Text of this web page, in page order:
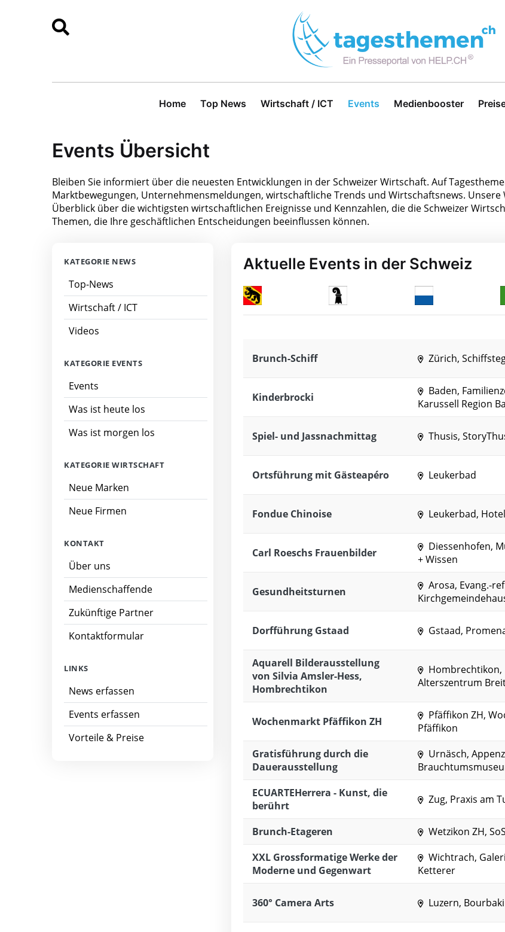
Home Top News Wirtschaft / ICT Events Medienbooster
Events Übersicht
Bleiben Sie informiert über die neuesten Entwicklungen in der Schweizer Wirtschaft. Auf
Marktbewegungen, Unternehmensmeldungen, wirtschaftliche Trends und Wirtschaftsnews.
Überblick über die wichtigsten wirtschaftlichen Ereignisse und Kennzahlen, die die Schweizer
Themen, die Ihre geschäftlichen Entscheidungen beeinflussen können.
KATEGORIE NEWS
Top-News
Wirtschaft / ICT
Videos
KATEGORIE EVENTS
Events
Was ist heute los
Was ist morgen los
KATEGORIE WIRTSCHAFT
Neue Marken
Neue Firmen
KONTAKT
Über uns
Medienschaffende
Zukünftige Partner
Kontaktformular
LINKS
News erfassen
Events erfassen
Vorteile & Preise
Aktuelle Events in der Schweiz
Brunch-Schiff Zürich,
Kinderbrocki
Baden,
Karussell Region
Spiel- und Jassnachmittag Thusis,
Ortsführung mit Gästeapéro Leukerbad
Fondue Chinoise Leukerbad,
Carl Roeschs Frauenbilder
Diessenhofen,
+ Wissen
Gesundheitsturnen
Arosa, Evang.-
Dorfführung Gstaad Gstaad,
Aquarell Bilderausstellung
von Silvia Amsler-Hess,
Hombrechtikon
Hombrechtikon,
Alterszentrum
Wochenmarkt Pfäffikon ZH
Pfäffikon ZH,
Pfäffikon
Gratisführung durch die
Dauerausstellung
Urnäsch,
ECUARTEHerrera - Kunst, die
berührt
Zug, Praxis am
Brunch-Etageren Wetzikon ZH,
XXL Grossformatige Werke der
Moderne und Gegenwart
Wichtrach,
Ketterer
360° Camera Arts Luzern,